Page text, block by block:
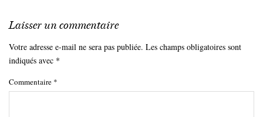
Laisser un commentaire
Votre adresse e-mail ne sera pas publiée. Les champs obligatoires sont
indiqués avec *
Commentaire *